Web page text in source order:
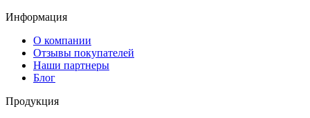
Информация
О компании
Отзывы покупателей
Наши партнеры
Блог
Продукция